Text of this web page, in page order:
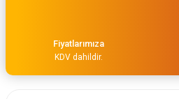
Fiyatlarımıza
KDV dahildir.